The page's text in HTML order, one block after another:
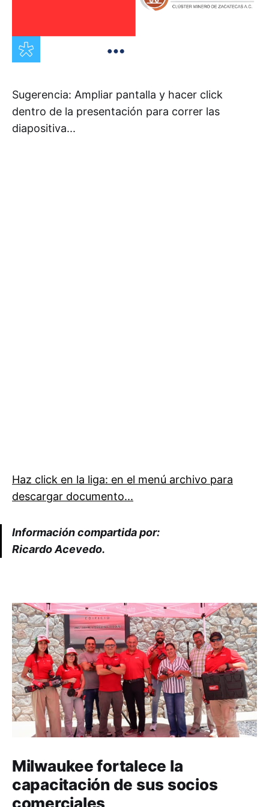
Sugerencia: Ampliar pantalla y hacer click
dentro de la presentación para correr las
diapositiva...
Haz click en la liga: en el menú archivo para
descargar documento...
Información compartida por:
Ricardo Acevedo.
Milwaukee fortalece la
capacitación de sus socios
comerciales